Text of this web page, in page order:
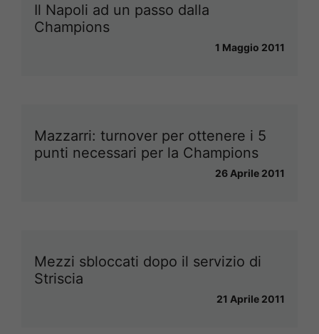
Il Napoli ad un passo dalla
Champions
1 Maggio 2011
Mazzarri: turnover per ottenere i 5
punti necessari per la Champions
26 Aprile 2011
Mezzi sbloccati dopo il servizio di
Striscia
21 Aprile 2011